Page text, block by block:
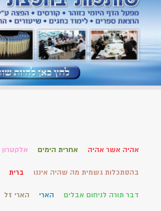
אהיה אשר אהיה אחרית הימים אלקטרון
בהסתכלות גשמית מה שהיה איננו ברית
דבר תורה לניחום אבלים הארי הארי זל